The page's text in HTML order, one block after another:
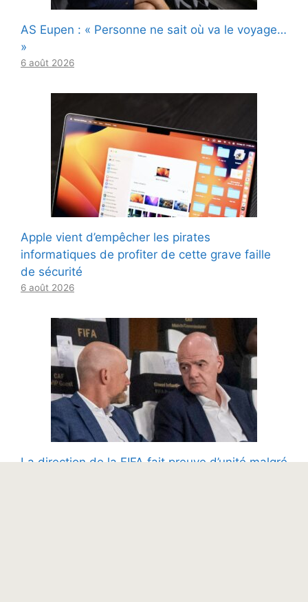
AS Eupen : « Personne ne sait où va le voyage…
»
6 août 2026
Apple vient d’empêcher les pirates
informatiques de profiter de cette grave faille
de sécurité
6 août 2026
La direction de la FIFA fait preuve d’unité malgré